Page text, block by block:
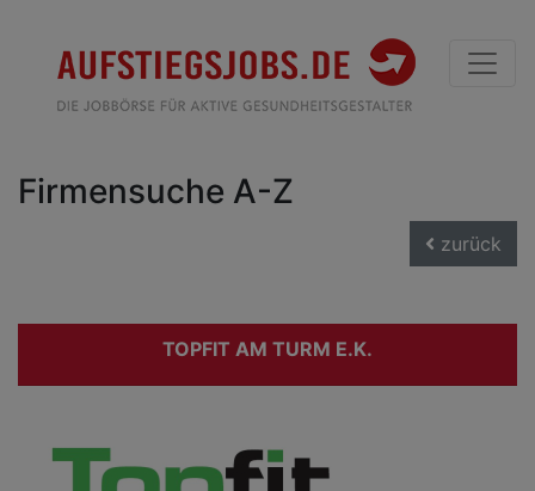
Firmensuche A-Z
zurück
TOPFIT AM TURM E.K.